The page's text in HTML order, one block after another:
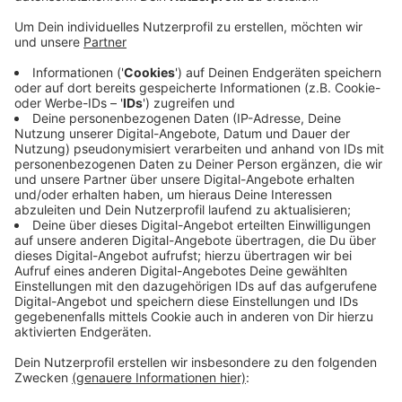
unterstützt von Stadt Witten und Zoll.
Veröffentlicht:Dienstag, 06.05.2025 15:49
Anzeige
Neben der Geschwindigkeit kontrollierten die
Einsatzkräfte zusätzlich im gewerblichen Güterverkehr
die Ladungssicherung und die Fahrer. Dabei haben sie
sechs Verstöße festgestellt. Außerdem ermittelt der
Zoll jetzt in mehreren Fällen wegen des Verdachts auf
Schwarzarbeit und in einem Fall wegen des Verstoßes
gegen den Mindestlohn.
Anzeige